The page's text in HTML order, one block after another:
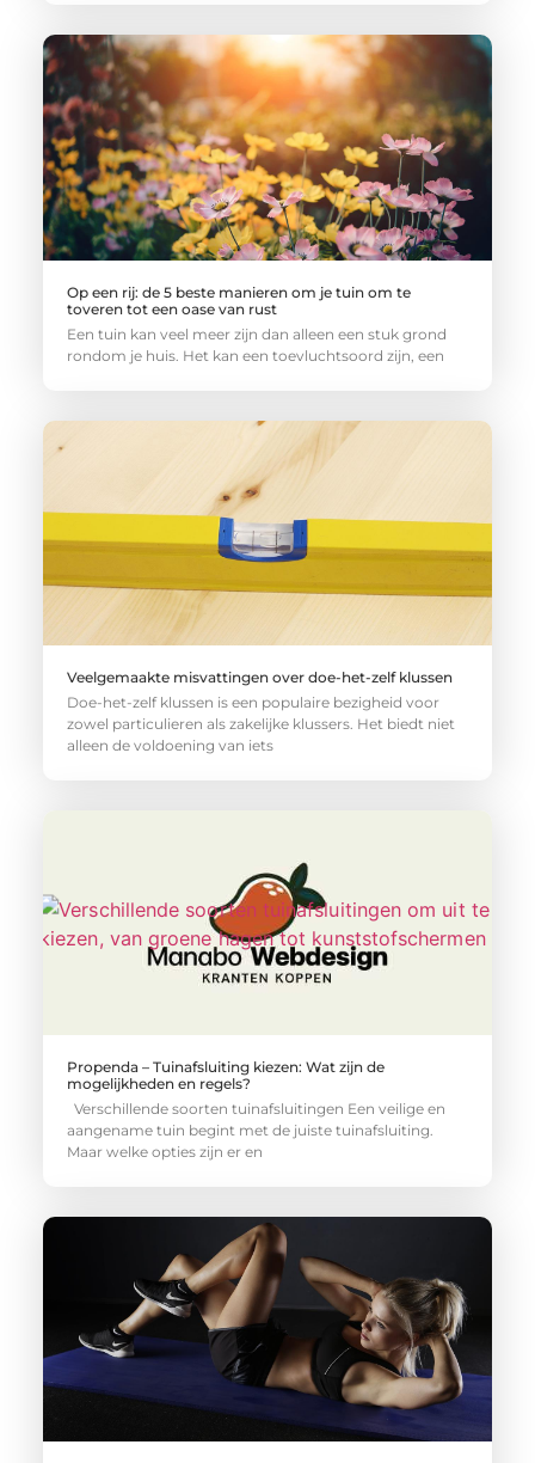
Op een rij: de 5 beste manieren om je tuin om te
toveren tot een oase van rust
Een tuin kan veel meer zijn dan alleen een stuk grond
rondom je huis. Het kan een toevluchtsoord zijn, een
Veelgemaakte misvattingen over doe-het-zelf klussen
Doe-het-zelf klussen is een populaire bezigheid voor
zowel particulieren als zakelijke klussers. Het biedt niet
alleen de voldoening van iets
Propenda – Tuinafsluiting kiezen: Wat zijn de
mogelijkheden en regels?
Verschillende soorten tuinafsluitingen Een veilige en
aangename tuin begint met de juiste tuinafsluiting.
Maar welke opties zijn er en